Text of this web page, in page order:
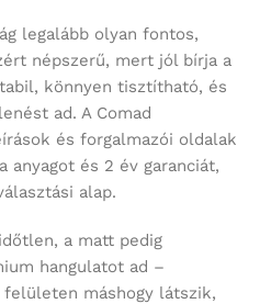
legalább olyan fontos,
népszerű, mert jól bírja a
könnyen tisztítható, és
ad. A Comad
és forgalmazói oldalak
anyagot és 2 év garanciát,
alap.
a matt pedig
hangulatot ad –
máshogy látszik,